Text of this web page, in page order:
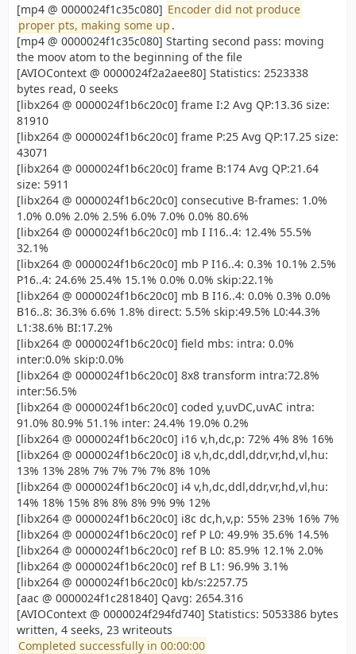
[mp4 @ 0000024f1c35c080] Encoder did not produce
proper pts, making some up .
[mp4 @ 0000024f1c35c080] Starting second pass: moving
the moov atom to the beginning of the file
[AVIOContext @ 0000024f2a2aee80] Statistics: 2523338
bytes read, 0 seeks
[libx264 @ 0000024f1b6c20c0] frame I:2 Avg QP:13.36 size:
81910
[libx264 @ 0000024f1b6c20c0] frame P:25 Avg QP:17.25 size:
43071
[libx264 @ 0000024f1b6c20c0] frame B:174 Avg QP:21.64
size: 5911
[libx264 @ 0000024f1b6c20c0] consecutive B-frames: 1.0%
1.0% 0.0% 2.0% 2.5% 6.0% 7.0% 0.0% 80.6%
[libx264 @ 0000024f1b6c20c0] mb I I16..4: 12.4% 55.5%
32.1%
[libx264 @ 0000024f1b6c20c0] mb P I16..4: 0.3% 10.1% 2.5%
P16..4: 24.6% 25.4% 15.1% 0.0% 0.0% skip:22.1%
[libx264 @ 0000024f1b6c20c0] mb B I16..4: 0.0% 0.3% 0.0%
B16..8: 36.3% 6.6% 1.8% direct: 5.5% skip:49.5% L0:44.3%
L1:38.6% BI:17.2%
[libx264 @ 0000024f1b6c20c0] field mbs: intra: 0.0%
inter:0.0% skip:0.0%
[libx264 @ 0000024f1b6c20c0] 8x8 transform intra:72.8%
inter:56.5%
[libx264 @ 0000024f1b6c20c0] coded y,uvDC,uvAC intra:
91.0% 80.9% 51.1% inter: 24.4% 19.0% 0.2%
[libx264 @ 0000024f1b6c20c0] i16 v,h,dc,p: 72% 4% 8% 16%
[libx264 @ 0000024f1b6c20c0] i8 v,h,dc,ddl,ddr,vr,hd,vl,hu:
13% 13% 28% 7% 7% 7% 7% 8% 10%
[libx264 @ 0000024f1b6c20c0] i4 v,h,dc,ddl,ddr,vr,hd,vl,hu:
14% 18% 15% 8% 8% 8% 9% 9% 12%
[libx264 @ 0000024f1b6c20c0] i8c dc,h,v,p: 55% 23% 16% 7%
[libx264 @ 0000024f1b6c20c0] ref P L0: 49.9% 35.6% 14.5%
[libx264 @ 0000024f1b6c20c0] ref B L0: 85.9% 12.1% 2.0%
[libx264 @ 0000024f1b6c20c0] ref B L1: 96.9% 3.1%
[libx264 @ 0000024f1b6c20c0] kb/s:2257.75
[aac @ 0000024f1c281840] Qavg: 2654.316
[AVIOContext @ 0000024f294fd740] Statistics: 5053386 bytes
written, 4 seeks, 23 writeouts
Completed successfully in 00:00:00